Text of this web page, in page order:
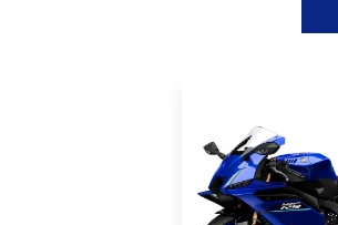
YZF-
XMAX
NMAX
150